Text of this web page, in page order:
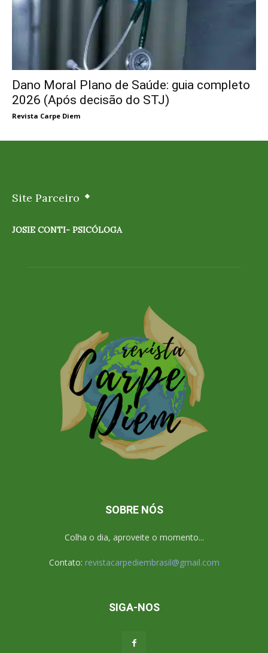
Dano Moral Plano de Saúde: guia completo
2026 (Após decisão do STJ)
Revista Carpe Diem
Site Parceiro
JOSIE CONTI- PSICÓLOGA
SOBRE NÓS
Colha o dia, aproveite o momento...
Contato: revistacarpediembrasil@gmail.com
SIGA-NOS